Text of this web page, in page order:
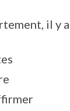
il y